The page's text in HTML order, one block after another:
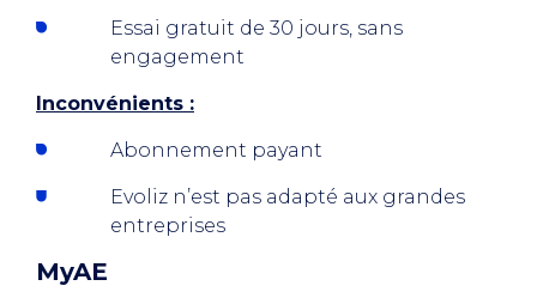
Essai gratuit de 30 jours, sans
engagement
Inconvénients :
Abonnement payant
Evoliz n’est pas adapté aux grandes
entreprises
MyAE